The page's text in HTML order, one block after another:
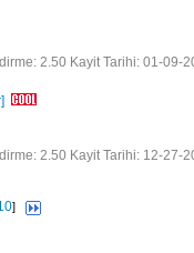
2.50 Kayit Tarihi: 01-09-
2.50 Kayit Tarihi: 12-27-
]